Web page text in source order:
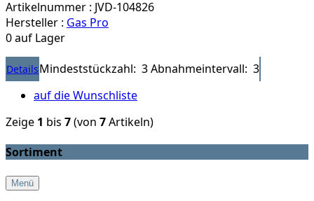
Artikelnummer : JVD-104826
Hersteller : Gas Pro
0 auf Lager
DetailsMindeststückzahl: 3Abnahmeintervall: 3
auf die Wunschliste
Zeige 1 bis 7(von 7Artikeln)
Sortiment
Menü